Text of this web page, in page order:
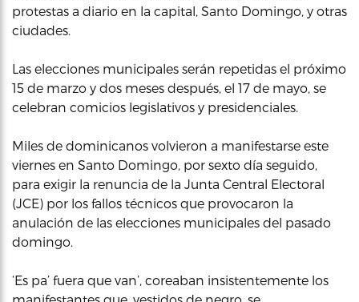
protestas a diario en la capital, Santo Domingo, y otras
ciudades.
Las elecciones municipales serán repetidas el próximo
15 de marzo y dos meses después, el 17 de mayo, se
celebran comicios legislativos y presidenciales.
Miles de dominicanos volvieron a manifestarse este
viernes en Santo Domingo, por sexto día seguido,
para exigir la renuncia de la Junta Central Electoral
(JCE) por los fallos técnicos que provocaron la
anulación de las elecciones municipales del pasado
domingo.
‘Es pa’ fuera que van’, coreaban insistentemente los